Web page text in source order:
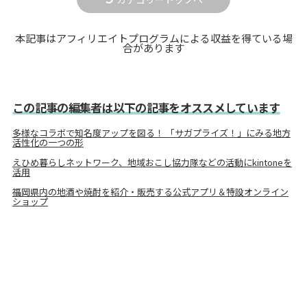
本記事はアフィリエイトプログラムによる収益を得ている場
合があります
この記事の編集者は以下の記事をオススメしています
多様なコラボで知名度アップを図る！ 「サガプライズ！」にみる地方
活性化の一つの形
えひめ暮らしネットワーク、地域おこし協力隊などの活動にkintoneを
活用
福岡県内の地酒や焼酎を紹介・販売する公式アプリ＆特設オンライン
ショップ